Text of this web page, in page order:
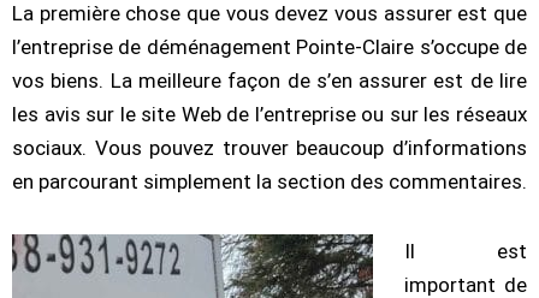
La première chose que vous devez vous assurer est que
l’entreprise de déménagement Pointe-Claire s’occupe de
vos biens. La meilleure façon de s’en assurer est de lire
les avis sur le site Web de l’entreprise ou sur les réseaux
sociaux. Vous pouvez trouver beaucoup d’informations
en parcourant simplement la section des commentaires.
Il est
important de